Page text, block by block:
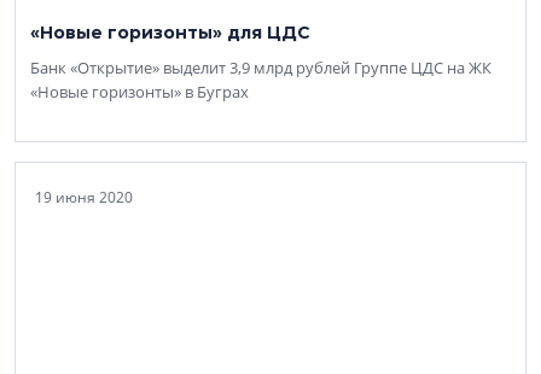
«Новые горизонты» для ЦДС
Банк «Открытие» выделит 3,9 млрд рублей Группе ЦДС на ЖК
«Новые горизонты» в Буграх
19 июня 2020